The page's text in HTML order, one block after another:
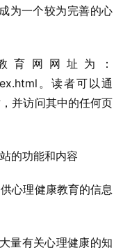
为一个较为完善的心
育网网址为：
。读者可以通
并访问其中的任何页
的功能和内容
心理健康教育的信息
量有关心理健康的知